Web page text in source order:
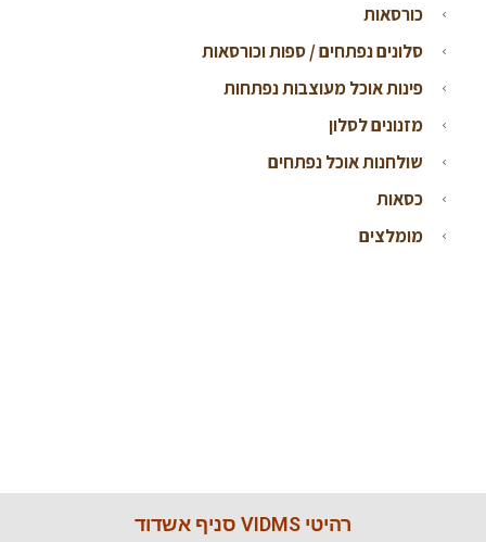
כורסאות
סלונים נפתחים / ספות וכורסאות
פינות אוכל מעוצבות נפתחות
מזנונים לסלון
שולחנות אוכל נפתחים
כסאות
מומלצים
רהיטי VIDMS סניף אשדוד